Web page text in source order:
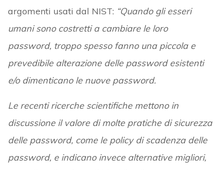
argomenti usati dal NIST: “Quando gli esseri
umani sono costretti a cambiare le loro
password, troppo spesso fanno una piccola e
prevedibile alterazione delle password esistenti
e/o dimenticano le nuove password.
Le recenti ricerche scientifiche mettono in
discussione il valore di molte pratiche di sicurezza
delle password, come le policy di scadenza delle
password, e indicano invece alternative migliori,